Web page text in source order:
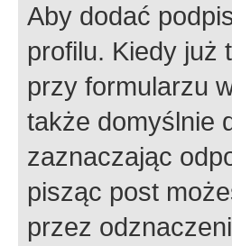
Aby dodać
profilu. Kiedy
przy formularzu
także domyślnie
zaznaczając
pisząc post
przez